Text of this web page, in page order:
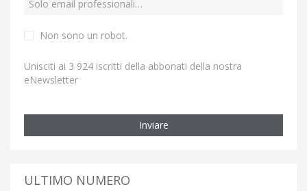
Non sono un robot.
Unisciti ai 3 924 iscritti della abbonati della nostra
eNewsletter
Inviare
ULTIMO NUMERO